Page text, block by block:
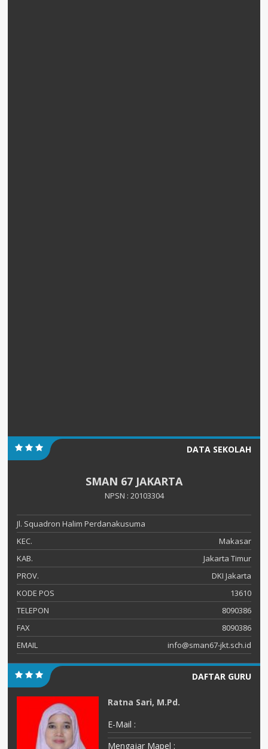
DATA SEKOLAH
SMAN 67 JAKARTA
NPSN : 20103304
Jl. Squadron Halim Perdanakusuma
KEC.
Makasar
KAB.
Jakarta Timur
PROV.
DKI Jakarta
KODE POS
13610
TELEPON
8090386
FAX
8090386
EMAIL
info@sman67-jkt.sch.id
DAFTAR GURU
Ratna Sari, M.Pd.
E-Mail :
Mengajar Mapel :